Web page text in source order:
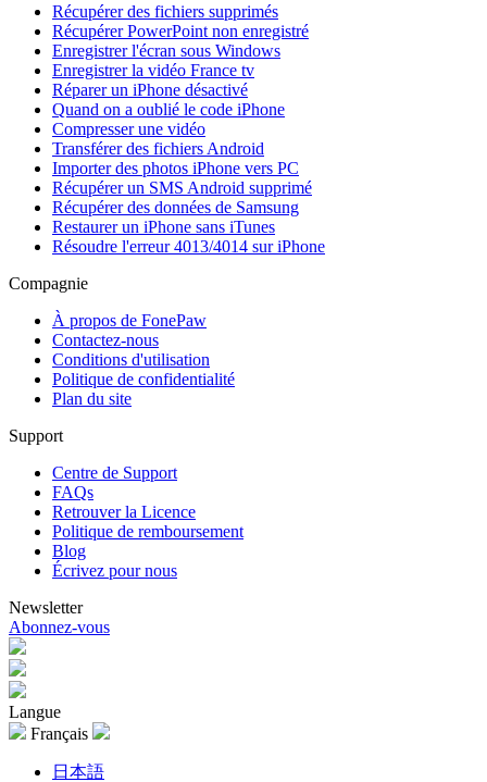
Récupérer des fichiers supprimés
Récupérer PowerPoint non enregistré
Enregistrer l'écran sous Windows
Enregistrer la vidéo France tv
Réparer un iPhone désactivé
Quand on a oublié le code iPhone
Compresser une vidéo
Transférer des fichiers Android
Importer des photos iPhone vers PC
Récupérer un SMS Android supprimé
Récupérer des données de Samsung
Restaurer un iPhone sans iTunes
Résoudre l'erreur 4013/4014 sur iPhone
Compagnie
À propos de FonePaw
Contactez-nous
Conditions d'utilisation
Politique de confidentialité
Plan du site
Support
Centre de Support
FAQs
Retrouver la Licence
Politique de remboursement
Blog
Écrivez pour nous
Newsletter
Abonnez-vous
Langue
Français
日本語